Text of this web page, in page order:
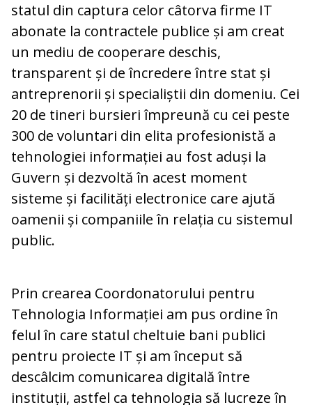
statul din captura celor câtorva firme IT
abonate la contractele publice și am creat
un mediu de cooperare deschis,
transparent și de încredere între stat și
antreprenorii și specialiștii din domeniu. Cei
20 de tineri bursieri împreună cu cei peste
300 de voluntari din elita profesionistă a
tehnologiei informației au fost aduși la
Guvern și dezvoltă în acest moment
sisteme și facilități electronice care ajută
oamenii și companiile în relația cu sistemul
public.
Prin crearea Coordonatorului pentru
Tehnologia Informației am pus ordine în
felul în care statul cheltuie bani publici
pentru proiecte IT și am început să
descâlcim comunicarea digitală între
instituții, astfel ca tehnologia să lucreze în